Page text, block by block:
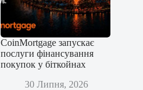
CoinMortgage запускає
послуги фінансування
покупок у біткойнах
30 Липня, 2026